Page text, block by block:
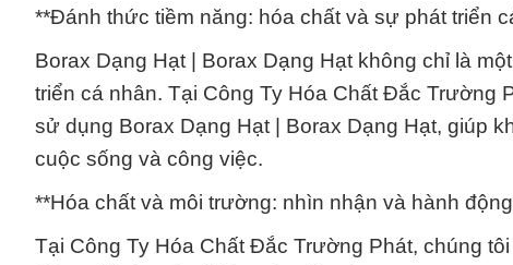
**Đánh thức tiềm năng: hóa chất và sự phát triển
Borax Dạng Hạt | Borax Dạng Hạt không chỉ là
triển cá nhân. Tại Công Ty Hóa Chất Đắc Trường
sử dụng Borax Dạng Hạt | Borax Dạng Hạt, giúp
cuộc sống và công việc.
**Hóa chất và môi trường: nhìn nhận và hành
Tại Công Ty Hóa Chất Đắc Trường Phát, chúng